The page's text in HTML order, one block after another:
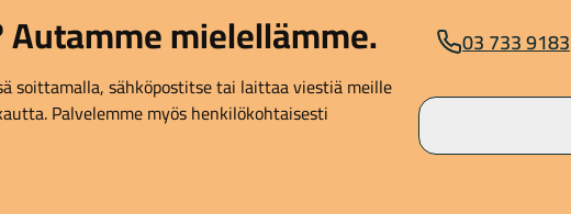
Autamme mielellämme.
soittamalla, sähköpostitse tai laittaa viestiä meille
Palvelemme myös henkilökohtaisesti
03 733 9183